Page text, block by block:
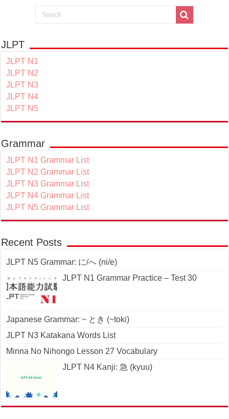
JLPT
JLPT N1
JLPT N2
JLPT N3
JLPT N4
JLPT N5
Grammar
JLPT N1 Grammar List
JLPT N2 Grammar List
JLPT N3 Grammar List
JLPT N4 Grammar List
JLPT N5 Grammar List
Recent Posts
JLPT N5 Grammar: に/へ (ni/e)
JLPT N1 Grammar Practice – Test 30
Japanese Grammar: ~ とき (~toki)
JLPT N3 Katakana Words List
Minna No Nihongo Lesson 27 Vocabulary
JLPT N4 Kanji: 急 (kyuu)